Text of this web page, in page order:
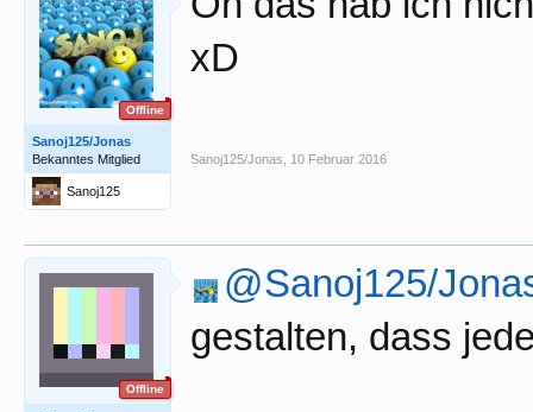
Offline
Sanoj125/Jonas
Bekanntes Mitglied
Sanoj125
xD
Sanoj125/Jonas 10 Februar 2016
Offline
@Sanoj125/
gestalten, dass